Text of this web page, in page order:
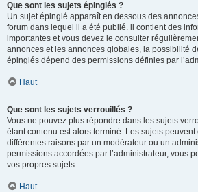
Que sont les sujets épinglés ?
Un sujet épinglé apparaît en dessous des
forum dans lequel il a été publié. il contient des
importantes et vous devez le consulter
annonces et les annonces globales, la possibilité
épinglés dépend des permissions définies par
Haut
Que sont les sujets verrouillés ?
Vous ne pouvez plus répondre dans les sujets
étant contenu est alors terminé. Les sujets
différentes raisons par un modérateur ou un
permissions accordées par l’administrateur, vous
vos propres sujets.
Haut